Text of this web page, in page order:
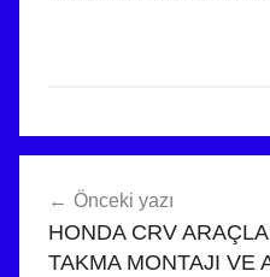
gezinmesi
Önceki yazı
HONDA CRV
TAKMA MONTAJI VE